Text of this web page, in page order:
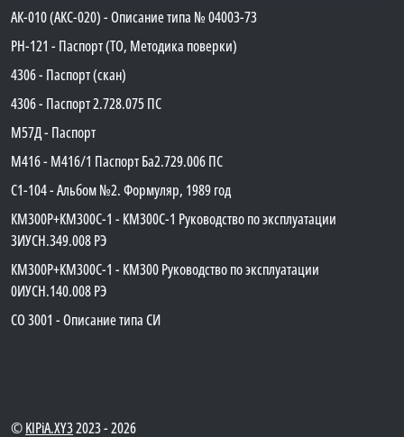
АК-010 (АКС-020) - Описание типа № 04003-73
PH-121 - Паспорт (ТО, Методика поверки)
4306 - Паспорт (скан)
4306 - Паспорт 2.728.075 ПС
М57Д - Паспорт
М416 - М416/1 Паспорт Ба2.729.006 ПС
C1-104 - Альбом №2. Формуляр, 1989 год
КМ300Р+КМ300С-1 - КМ300C-1 Руководство по эксплуатации
3ИУСН.349.008 РЭ
КМ300Р+КМ300С-1 - КМ300 Руководство по эксплуатации
0ИУСН.140.008 РЭ
СО 3001 - Описание типа СИ
©KIPiA.XY32023 - 2026